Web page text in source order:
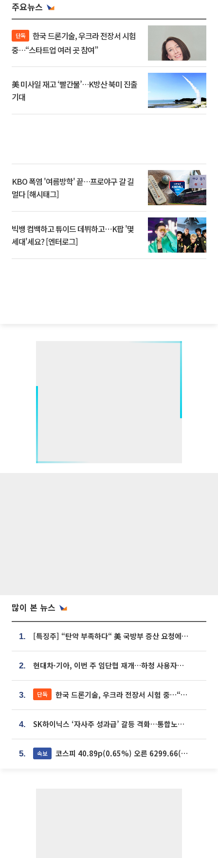
주요뉴스
단독
중…“스타트업 여러 곳 참여”
美 미사일 재고 ‘빨간불’…K방산 북미 진출
기대
KBO 폭염 '여름방학' 끝…프로야구 갈 길
멀다 [해시태그]
빅뱅 컴백하고 튜이드 데뷔하고⋯K팝 '몇
세대'세요? [엔터로그]
많이 본 뉴스
1. [특징주] “탄약 부족하다“ 美 국방부 증산 요청에⋯국내 방산주 급등세
2. 현대차·기아, 이번 주 임단협 재개…하청 사용자성 재심도 ‘변수’
3. 단독 한국 드론기술, 우크라 전장서 시험 중…“스타트업 여러 곳 참여”
4. SK하이닉스 ‘자사주 성과급’ 갈등 격화…통합노조 출범 움직임
5. 속보 코스피 40.89p(0.65%) 오른 6299.66(마감)